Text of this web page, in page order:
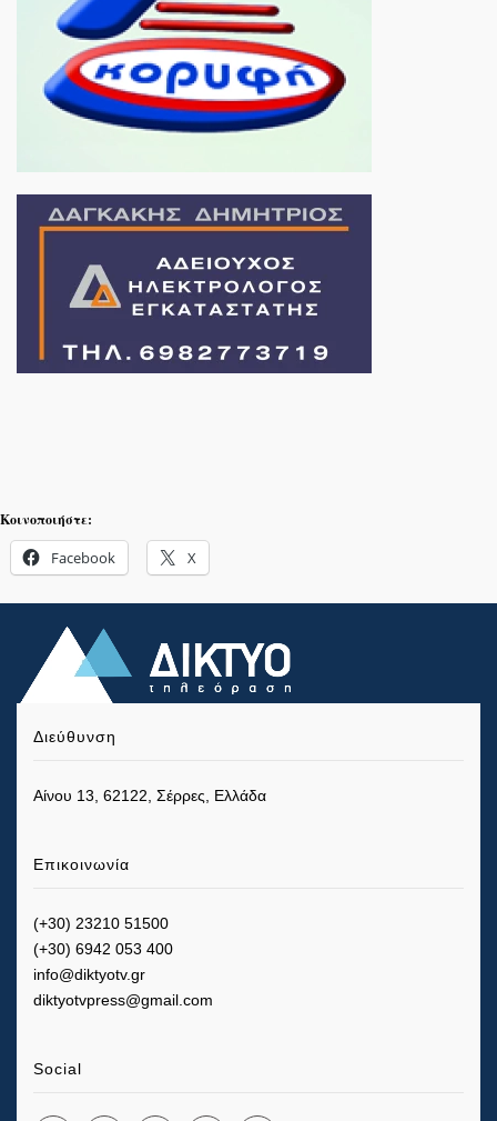
Κοινοποιήστε:
Facebook X
Διεύθυνση
Αίνου 13, 62122, Σέρρες, Ελλάδα
Επικοινωνία
(+30) 23210 51500
(+30) 6942 053 400
info@diktyotv.gr
diktyotvpress@gmail.com
Social